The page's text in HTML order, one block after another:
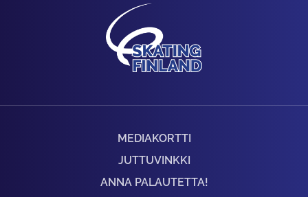
MEDIAKORTTI
JUTTUVINKKI
ANNA PALAUTETTA!